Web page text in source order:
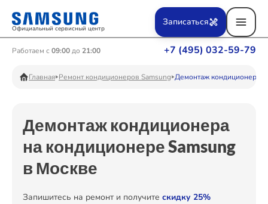
Официальный сервисный центр
+7 (495) 032-59-79
Работаем с 09:00до 21:00
Записаться
Главная Ремонт кондиционеров Samsung Демонтаж кондиционера
Демонтаж кондиционера
на кондиционере Samsung
в Москве
Запишитесь на ремонт и получите скидку 25%
Ремонт Вертикальных пылесосов
Ремонт Телевизоров
Ремонт Пылесосов